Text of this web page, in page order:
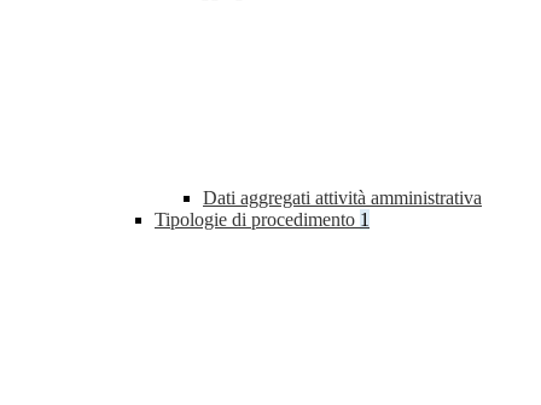
Dati aggregati attività amministrativa
Tipologie di procedimento 1